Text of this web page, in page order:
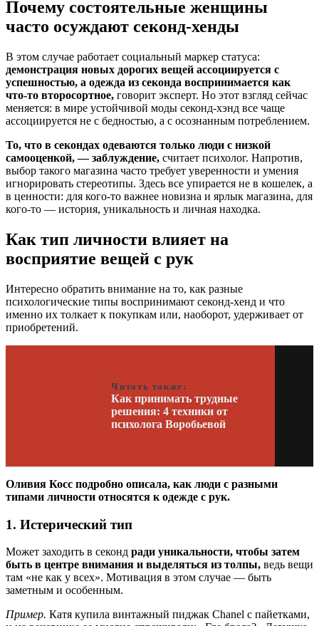
Почему состоятельные женщины
часто осуждают секонд-хенды
В этом случае работает социальный маркер статуса:
демонстрация новых дорогих вещей ассоциируется с
успешностью, а одежда из секонда воспринимается как
что-то второсортное, говорит эксперт. Но этот взгляд сейчас
меняется: в мире устойчивой моды секонд-хэнд все чаще
ассоциируется не с бедностью, а с осознанным потреблением.
То, что в секондах одеваются только люди с низкой
самооценкой, — заблуждение, считает психолог. Напротив,
выбор такого магазина часто требует уверенности и умения
игнорировать стереотипы. Здесь все упирается не в кошелек, а
в ценности: для кого-то важнее новизна и ярлык магазина, для
кого-то — история, уникальность и личная находка.
Как тип личности влияет на
восприятие вещей с рук
Интересно обратить внимание на то, как разные
психологические типы воспринимают секонд-хенд и что
именно их толкает к покупкам или, наоборот, удерживает от
приобретений.
Читать также:
Как принимать трудные
решения: 4 техники от
психолога Воробьевой
Оливия Косс подробно описала, как люди с разными
типами личности относятся к одежде с рук.
1. Истерический тип
Может заходить в секонд ради уникальности, чтобы затем
быть в центре внимания и выделяться из толпы, ведь вещи
там «не как у всех». Мотивация в этом случае — быть
заметным и особенным.
Пример. Катя купила винтажный пиджак Chanel с пайетками,